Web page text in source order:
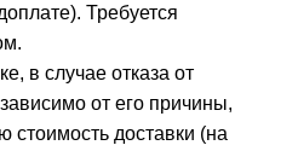
Требуется
в случае отказа от
от его причины,
стоимость доставки (на